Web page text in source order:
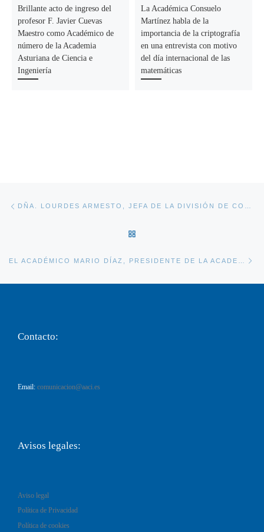
Brillante acto de ingreso del
profesor F. Javier Cuevas
Maestro como Académico de
número de la Academia
Asturiana de Ciencia e
Ingeniería
La Académica Consuelo
Martínez habla de la
importancia de la criptografía
en una entrevista con motivo
del día internacional de las
matemáticas
Navegación de la entrada
Contacto:
Email: comunicacion@aaci.es
Avisos legales:
Aviso legal
Política de Privacidad
Política de cookies